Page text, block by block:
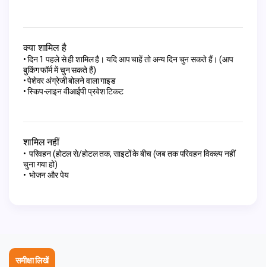
क्या शामिल है
दिन 1 पहले से ही शामिल है। यदि आप चाहें तो अन्य दिन चुन सकते हैं। (आप
बुकिंग फॉर्म में चुन सकते हैं)
पेशेवर अंग्रेजी बोलने वाला गाइड
स्किप-लाइन वीआईपी प्रवेश टिकट
शामिल नहीं
परिवहन (होटल से/होटल तक, साइटों के बीच (जब तक परिवहन विकल्प नहीं
चुना गया हो)
भोजन और पेय
समीक्षा लिखें